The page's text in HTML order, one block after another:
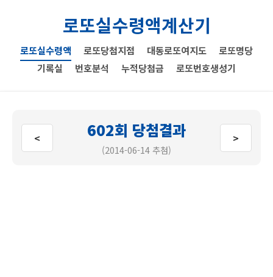
로또실수령액계산기
로또실수령액 로또당첨지점 대동로또여지도
로또명당
기록실
번호분석 누적당첨금 로또번호생성기
< 602회 당첨결과
(2014-06-14 추첨)
>